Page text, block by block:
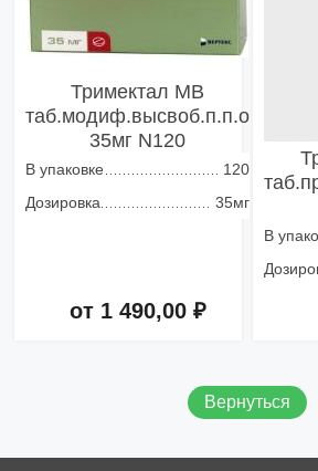
Тримектал МВ
таб.модиф.высвоб.п.п.о
35мг N120
В упаковке
120
Дозировка
35мг
от 1 490,00 ₽
В
Вернуться